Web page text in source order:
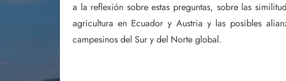
a la reflexión sobre estas preguntas, sobre las
agricultura en Ecuador y Austria y las posibles
campesinos del Sur y del Norte global.